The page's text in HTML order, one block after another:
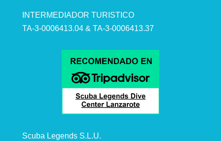
INTERMEDIADOR TURISTICO
TA-3-0006413.04 & TA-3-0006413.37
Scuba Legends S.L.U.